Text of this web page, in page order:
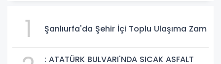
1 Şanlıurfa'da Şehir İçi Toplu Ulaşıma Zam
: ATATÜRK BULVARI'NDA SICAK ASFALT